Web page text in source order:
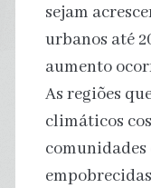
sejam
urbanos até
aumento
As regiões
climáticos
comunidades